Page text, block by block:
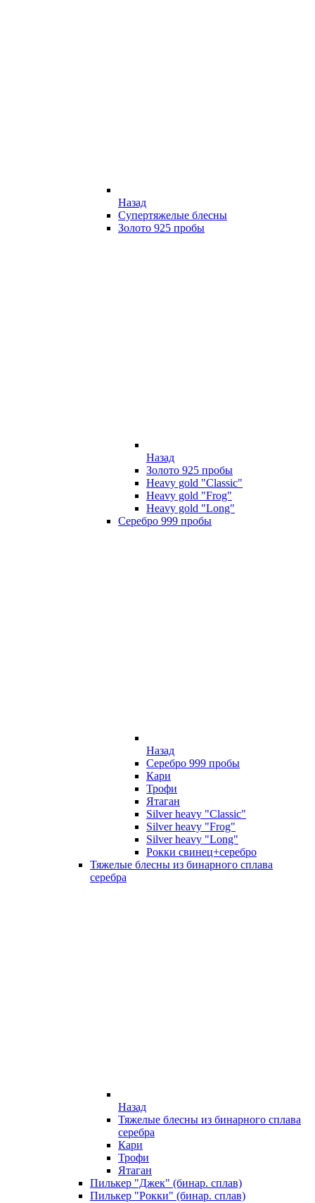
Назад
Супертяжелые блесны
Золото 925 пробы
Назад
Золото 925 пробы
Heavy gold "Classic"
Heavy gold "Frog"
Heavy gold "Long"
Серебро 999 пробы
Назад
Серебро 999 пробы
Кари
Трофи
Ятаган
Silver heavy "Classic"
Silver heavy "Frog"
Silver heavy "Long"
Рокки свинец+серебро
Тяжелые блесны из бинарного сплава
серебра
Назад
Тяжелые блесны из бинарного сплава
серебра
Кари
Трофи
Ятаган
Пилькер "Джек" (бинар. сплав)
Пилькер "Рокки" (бинар. сплав)